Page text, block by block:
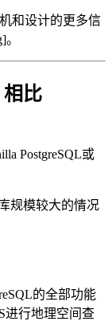
和设计的更多信
相比
PostgreSQL或
规模较大的情况
的全部功能
进行地理空间查